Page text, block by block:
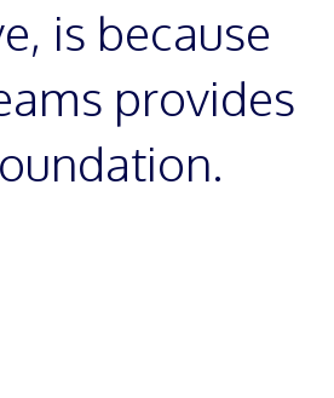
is because
provides